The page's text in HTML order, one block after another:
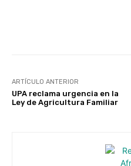
ARTÍCULO ANTERIOR
UPA reclama urgencia en la
Ley de Agricultura Familiar